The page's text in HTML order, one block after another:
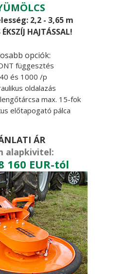
2,2 - 3,65 m
HAJTÁSSAL!
opciók:
függesztés
és 1000 /p
oldalazás
max. 15-fok
előtapogató pálca
ÁR
alapkivitel:
160 EUR-tól